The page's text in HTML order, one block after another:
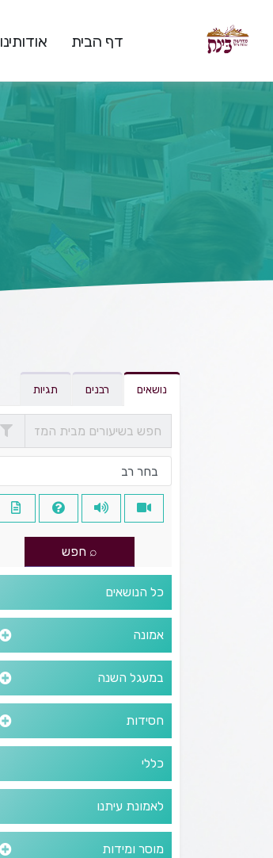
דף הבית אודותינו
נושאים רבנים תגיות
כל הנושאים
אמונה
במעגל השנה
חסידות
כללי
לאמונת עיתנו
מוסר ומידות